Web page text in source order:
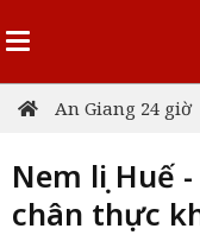
An Giang 24 giờ
Nem lụi
chân thực